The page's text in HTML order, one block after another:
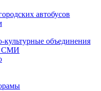
автобусов
культурные объединения
СМИ